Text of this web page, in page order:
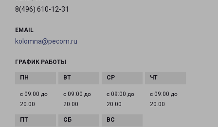
8(496) 610-12-31
EMAIL
kolomna@pecom.ru
ГРАФИК РАБОТЫ
с 09:00 до
20:00
с 09:00 до
20:00
с 09:00 до
20:00
с 09:00 до
20:00